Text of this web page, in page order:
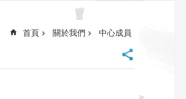
首頁 關於我們 中心成員